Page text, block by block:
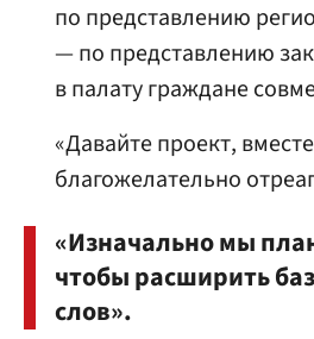
по представлению
— по представлению
в палату граждане
«Давайте проект,
благожелательно
«Изначально мы
чтобы расширить
слов».